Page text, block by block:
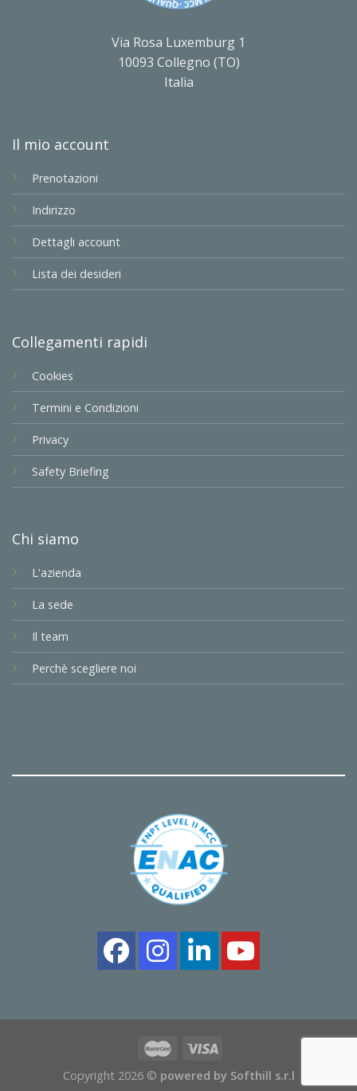
Via Rosa Luxemburg 1
10093 Collegno (TO)
Italia
Il mio account
Prenotazioni
Indirizzo
Dettagli account
Lista dei desideri
Collegamenti rapidi
Cookies
Termini e Condizioni
Privacy
Safety Briefing
Chi siamo
L'azienda
La sede
Il team
Perchè scegliere noi
Copyright 2026 © powered by Softhill s.r.l